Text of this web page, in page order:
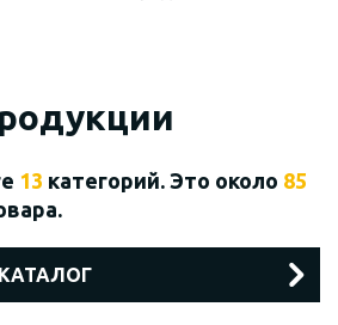
13 категорий. Это около 85